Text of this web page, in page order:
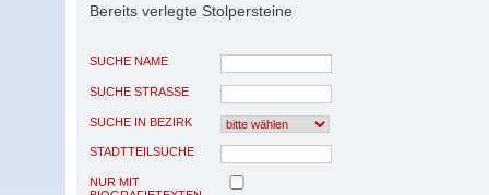
Bereits verlegte Stolpersteine
SUCHE NAME
SUCHE STRASSE
SUCHE IN BEZIRK
STADTTEILSUCHE
NUR MIT